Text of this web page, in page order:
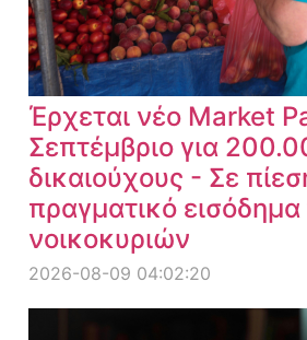
Έρχεται νέο Market
Σεπτέμβριο για
δικαιούχους - Σε
πραγματικό
νοικοκυριών
2026-08-09 04:02:20